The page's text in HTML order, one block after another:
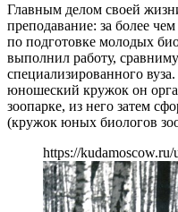
Главным делом своей
преподавание: за более
по подготовке молодых
выполнил работу,
специализированного
юношеский кружок он
зоопарке, из него затем
(кружок юных биологов
https://kudamoscow.ru/